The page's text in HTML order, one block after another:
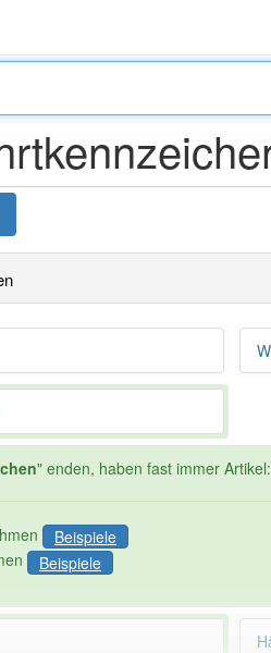
chen" enden, haben fast immer Artikel:
Beispiele
Beispiele